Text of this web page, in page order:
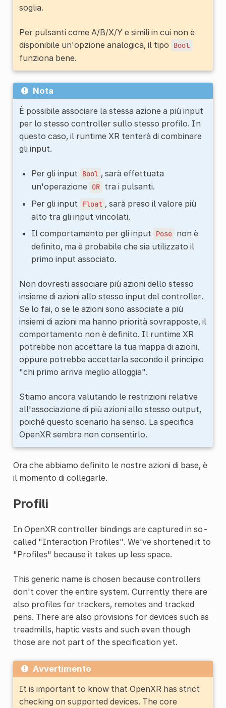
soglia.
Per pulsanti come A/B/X/Y e simili in cui non è
disponibile un'opzione analogica, il tipo
Bool
funziona bene.
Nota
È possibile associare la stessa azione a più input
per lo stesso controller sullo stesso profilo. In
questo caso, il runtime XR tenterà di combinare
gli input.
Per gli input Bool , sarà effettuata
un'operazione OR tra i pulsanti.
Per gli input
Float , sarà preso il valore più
alto tra gli input vincolati.
Il comportamento per gli input
Pose non è
definito, ma è probabile che sia utilizzato il
primo input associato.
Non dovresti associare più azioni dello stesso
insieme di azioni allo stesso input del controller.
Se lo fai, o se le azioni sono associate a più
insiemi di azioni ma hanno priorità sovrapposte, il
comportamento non è definito. Il runtime XR
potrebbe non accettare la tua mappa di azioni,
oppure potrebbe accettarla secondo il principio
"chi primo arriva meglio alloggia".
Stiamo ancora valutando le restrizioni relative
all'associazione di più azioni allo stesso output,
poiché questo scenario ha senso. La specifica
OpenXR sembra non consentirlo.
Ora che abbiamo definito le nostre azioni di base, è
il momento di collegarle.
Profili
In OpenXR controller bindings are captured in so-
called "Interaction Profiles". We've shortened it to
"Profiles" because it takes up less space.
This generic name is chosen because controllers
don't cover the entire system. Currently there are
also profiles for trackers, remotes and tracked
pens. There are also provisions for devices such as
treadmills, haptic vests and such even though
those are not part of the specification yet.
Avvertimento
It is important to know that OpenXR has strict
checking on supported devices. The core